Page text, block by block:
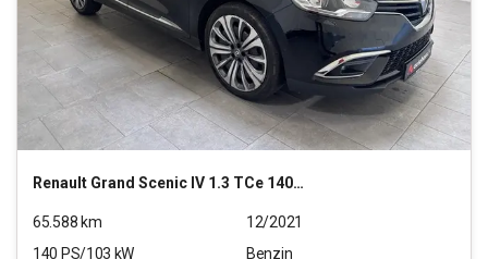
Renault Grand Scenic IV 1.3 TCe 140 Grand Business Ed. (EU
65.588 km
12/2021
140 PS/103 kW
Benzin